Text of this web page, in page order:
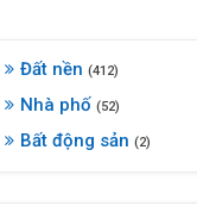
Đất nền (412)
Nhà phố (52)
Bất động sản (2)